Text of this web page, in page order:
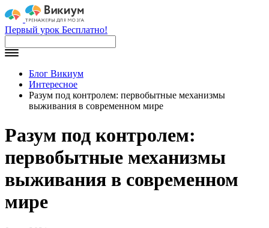
Первый урок Бесплатно!
Блог Викиум
Интересное
Разум под контролем: первобытные механизмы
выживания в современном мире
Разум под контролем:
первобытные механизмы
выживания в современном
мире